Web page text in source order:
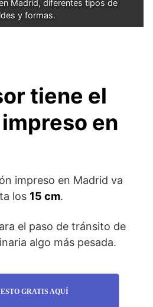
Madrid, diferentes tipos de
y formas.
tiene el
en
impreso en Madrid va
los 15 cm.
el paso de tránsito de
algo más pesada.
GRATIS AQUÍ